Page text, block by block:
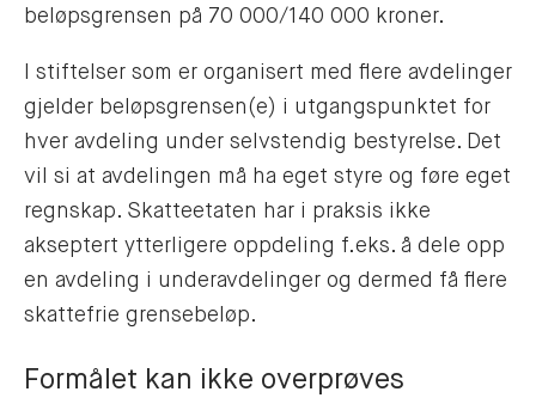
beløpsgrensen på 70 000/140 000 kroner.
I stiftelser som er organisert med flere avdelinger
gjelder beløpsgrensen(e) i utgangspunktet for
hver avdeling under selvstendig bestyrelse. Det
vil si at avdelingen må ha eget styre og føre eget
regnskap. Skatteetaten har i praksis ikke
akseptert ytterligere oppdeling f.eks. å dele opp
en avdeling i underavdelinger og dermed få flere
skattefrie grensebeløp.
Formålet kan ikke overprøves